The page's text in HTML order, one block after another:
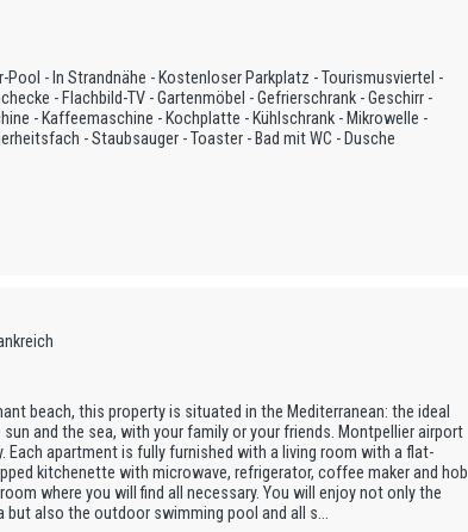
Pool - In Strandnähe - Kostenloser Parkplatz - Tourismusviertel -
- Flachbild-TV - Gartenmöbel - Gefrierschrank - Geschirr -
- Kaffeemaschine - Kochplatte - Kühlschrank - Mikrowelle -
- Staubsauger - Toaster - Bad mit WC - Dusche
beach, this property is situated in the Mediterranean: the ideal
and the sea, with your family or your friends. Montpellier airport
Each apartment is fully furnished with a living room with a flat-
kitchenette with microwave, refrigerator, coffee maker and hob
where you will find all necessary. You will enjoy not only the
but also the outdoor swimming pool and all s...